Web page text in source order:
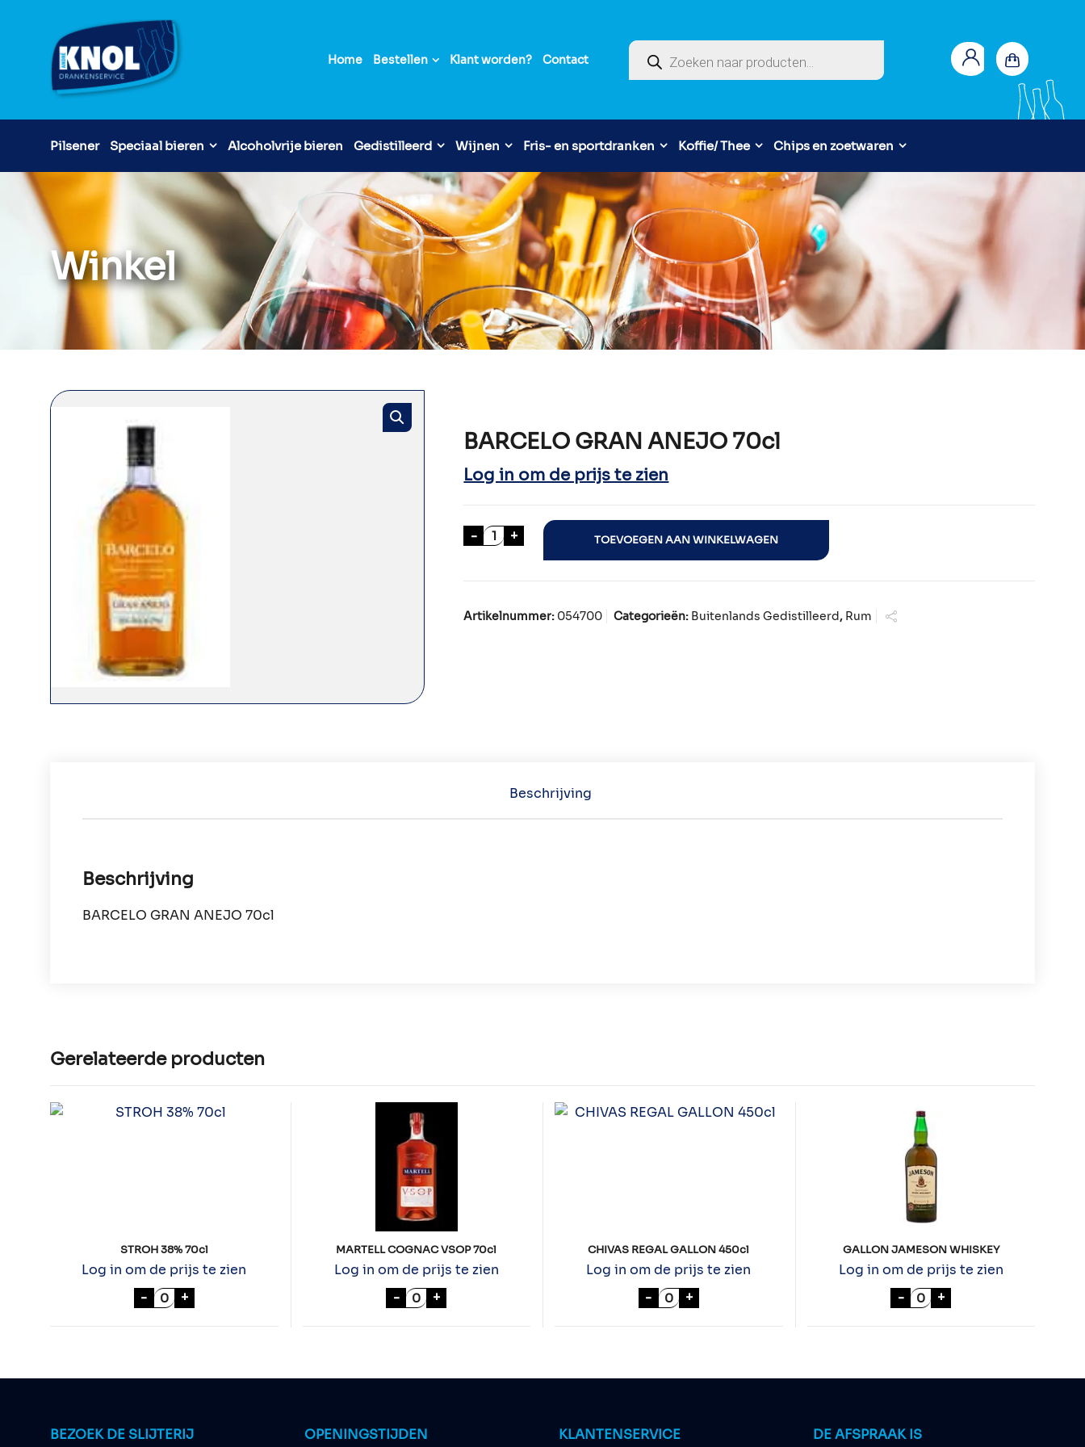
Home Bestellen Klant worden? Contact
Producten zoeken
Pilsener Speciaal bieren Alcoholvrije bieren Gedistilleerd Wijnen Fris- en sportdranken Koffie/ Thee Chips en zoetwaren
Winkel
BARCELO GRAN ANEJO 70cl
Log in om de prijs te zien
- BARCELO GRAN ANEJO 70cl aantal
+ TOEVOEGEN AAN WINKELWAGEN
Artikelnummer: 054700 Categorieën: Buitenlands Gedistilleerd, Rum
Beschrijving
Beschrijving
BARCELO GRAN ANEJO 70cl
Gerelateerde producten
STROH 38% 70cl
Log in om de prijs te zien
- STROH 38% 70cl aantal
+
MARTELL COGNAC VSOP 70cl
Log in om de prijs te zien
- MARTELL COGNAC VSOP 70cl aantal
+
CHIVAS REGAL GALLON 450cl
Log in om de prijs te zien
- CHIVAS REGAL GALLON 450cl aantal
+
GALLON JAMESON WHISKEY
Log in om de prijs te zien
- GALLON JAMESON
+
BEZOEK DE SLIJTERIJ OPENINGSTIJDEN KLANTENSERVICE DE AFSPRAAK IS